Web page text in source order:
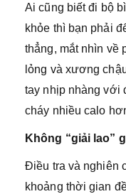
Ai cũng biết đi bộ
khỏe thì bạn phải
thẳng, mắt nhìn về
lỏng và xương
tay nhịp nhàng với
cháy nhiều calo
Không “giải lao”
Điều tra và nghiên
khoảng thời gian